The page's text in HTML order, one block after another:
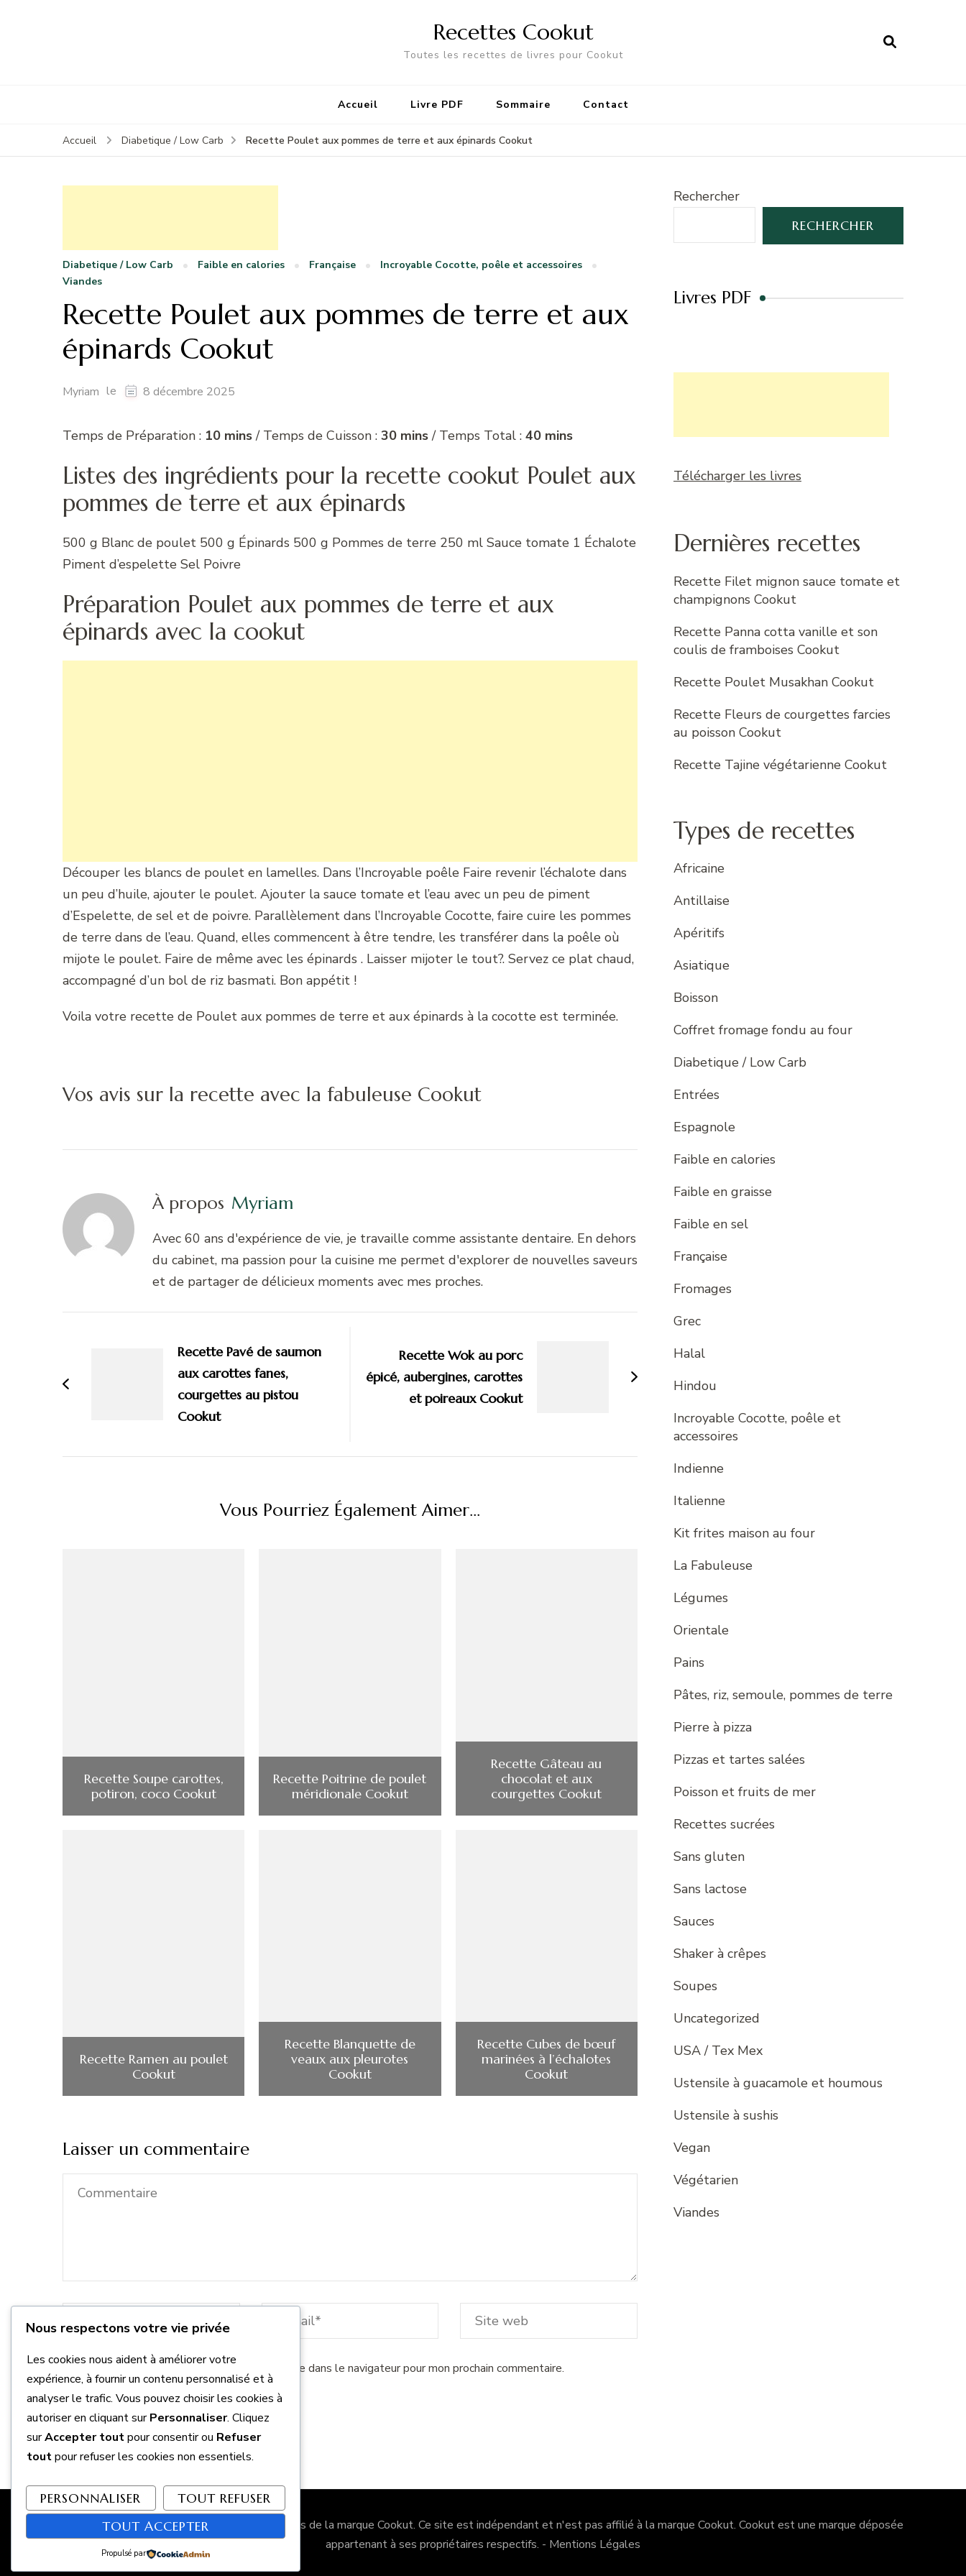
Recettes Cookut
Toutes les recettes de livres pour Cookut
Accueil Livre PDF Sommaire Contact
Accueil Diabetique / Low Carb Recette Poulet aux pommes de terre et aux épinards Cookut
Diabetique / Low Carb Faible en calories Française
Incroyable Cocotte, poêle et accessoires
Viandes
Recette Poulet aux pommes de terre et aux
épinards Cookut
Myriam le 8 décembre 2025
Temps de Préparation : 10 mins/ Temps de Cuisson : 30 mins/ Temps Total : 40 mins
Listes des ingrédients pour la recette cookut Poulet aux
pommes de terre et aux épinards
500 g Blanc de poulet 500 g Épinards 500 g Pommes de terre 250 ml Sauce tomate 1 Échalote
Piment d’espelette Sel Poivre
Préparation Poulet aux pommes de terre et aux
épinards avec la cookut
Découper les blancs de poulet en lamelles. Dans l’Incroyable poêle Faire revenir l’échalote dans
un peu d’huile, ajouter le poulet. Ajouter la sauce tomate et l’eau avec un peu de piment
d’Espelette, de sel et de poivre. Parallèlement dans l’Incroyable Cocotte, faire cuire les pommes
de terre dans de l’eau. Quand, elles commencent à être tendre, les transférer dans la poêle où
mijote le poulet. Faire de même avec les épinards . Laisser mijoter le tout?. Servez ce plat chaud,
accompagné d’un bol de riz basmati. Bon appétit !
Voila votre recette de Poulet aux pommes de terre et aux épinards à la cocotte est terminée.
Vos avis sur la recette avec la fabuleuse Cookut
À propos Myriam
Avec 60 ans d'expérience de vie, je travaille comme assistante dentaire. En dehors
du cabinet, ma passion pour la cuisine me permet d'explorer de nouvelles saveurs
et de partager de délicieux moments avec mes proches.
Recette Pavé de saumon
aux carottes fanes,
courgettes au pistou
Cookut
Recette Wok au porc
épicé, aubergines, carottes
et poireaux Cookut
Vous Pourriez Également Aimer...
Recette Soupe carottes,
potiron, coco Cookut
Recette Poitrine de poulet
méridionale Cookut
Recette Gâteau au
chocolat et aux
courgettes Cookut
Recette Ramen au poulet
Cookut
Recette Blanquette de
veaux aux pleurotes
Cookut
Recette Cubes de bœuf
marinées à l’échalotes
Cookut
Laisser un commentaire
Enregistrer mon nom, mon e-mail et mon site dans le navigateur pour mon prochain commentaire.
Rechercher
RECHERCHER
Livres PDF
Télécharger les livres
Dernières recettes
Recette Filet mignon sauce tomate et
champignons Cookut
Recette Panna cotta vanille et son
coulis de framboises Cookut
Recette Poulet Musakhan Cookut
Recette Fleurs de courgettes farcies
au poisson Cookut
Recette Tajine végétarienne Cookut
Types de recettes
Africaine
Antillaise
Apéritifs
Asiatique
Boisson
Coffret fromage fondu au four
Diabetique / Low Carb
Entrées
Espagnole
Faible en calories
Faible en graisse
Faible en sel
Française
Fromages
Grec
Halal
Hindou
Incroyable Cocotte, poêle et
accessoires
Indienne
Italienne
Kit frites maison au four
La Fabuleuse
Légumes
Orientale
Pains
Pâtes, riz, semoule, pommes de terre
Pierre à pizza
Pizzas et tartes salées
Poisson et fruits de mer
Recettes sucrées
Sans gluten
Sans lactose
Sauces
Shaker à crêpes
Soupes
Uncategorized
USA / Tex Mex
Ustensile à guacamole et houmous
Ustensile à sushis
Vegan
Végétarien
Viandes
Le blog de recettes à réaliser avec les ustensils de la marque Cookut. Ce site est indépendant et n'est pas affilié à la marque Cookut. Cookutest une marque déposée
appartenant à ses propriétaires respectifs. - Mentions Légales
Nous respectons votre vie privée
Les cookies nous aident à améliorer votre
expérience, à fournir un contenu personnalisé et à
analyser le trafic. Vous pouvez choisir les cookies à
autoriser en cliquant surPersonnaliser. Cliquez
surAccepter toutpour consentir ou Refuser
toutpour refuser les cookies non essentiels.
PERSONNALISER
TOUT REFUSER
TOUT ACCEPTER
Propulsé par